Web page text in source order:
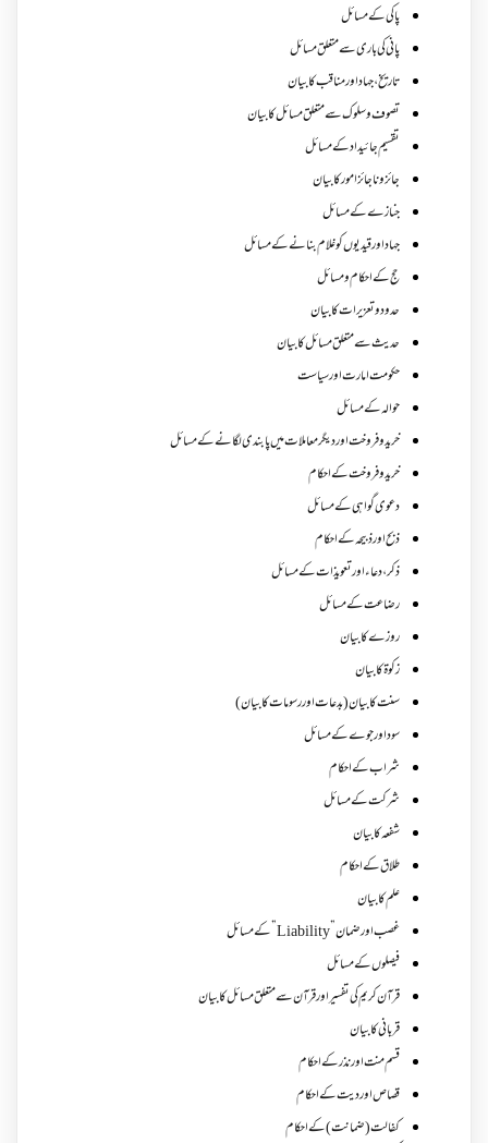
پاکی کے مسائل
پانی کی باری سے متعلق مسائل
تاریخ،جہاد اور مناقب کا بیان
تصوف و سلوک سے متعلق مسائل کا بیان
تقسیم جائیداد کے مسائل
جائز و ناجائزامور کا بیان
جنازے کےمسائل
جہاد اور قیدیوں کو غلام بنانے کے مسائل
حج کے احکام ومسائل
حدود و تعزیرات کا بیان
حدیث سے متعلق مسائل کا بیان
حکومت امارت اور سیاست
حوالہ کے مسائل
خرید و فروخت اور دیگر معاملات میں پابندی لگانے کے مسائل
خرید و فروخت کے احکام
دعوی گواہی کے مسائل
ذبح اور ذبیحہ کے احکام
ذکر،دعاء اور تعویذات کے مسائل
رضاعت کے مسائل
روزے کا بیان
زکوة کابیان
سنت کا بیان (بدعات اور رسومات کا بیان)
سود اور جوے کے مسائل
شراب کے احکام
شرکت کے مسائل
شفعہ کا بیان
طلاق کے احکام
علم کا بیان
غصب اورضمان”Liability” کے مسائل
فیصلوں کے مسائل
قرآن کریم کی تفسیر اور قرآن سے متعلق مسائل کا بیان
قربانی کا بیان
قسم منت اور نذر کے احکام
قصاص اور دیت کے احکام
کفالت (ضمانت) کے احکام